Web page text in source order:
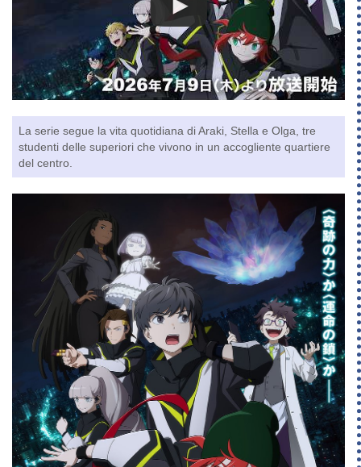
La serie segue la vita quotidiana di Araki, Stella e Olga, tre
studenti delle superiori che vivono in un accogliente quartiere
del centro.